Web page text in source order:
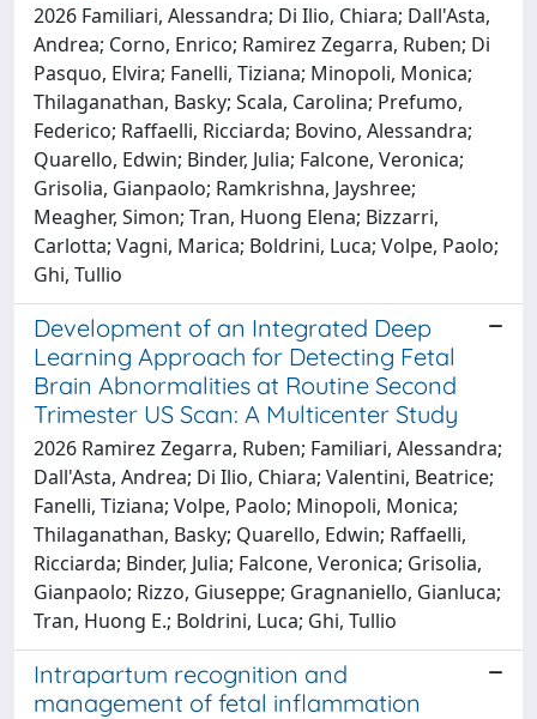
2026 Familiari, Alessandra; Di Ilio, Chiara; Dall'Asta,
Andrea; Corno, Enrico; Ramirez Zegarra, Ruben; Di
Pasquo, Elvira; Fanelli, Tiziana; Minopoli, Monica;
Thilaganathan, Basky; Scala, Carolina; Prefumo,
Federico; Raffaelli, Ricciarda; Bovino, Alessandra;
Quarello, Edwin; Binder, Julia; Falcone, Veronica;
Grisolia, Gianpaolo; Ramkrishna, Jayshree;
Meagher, Simon; Tran, Huong Elena; Bizzarri,
Carlotta; Vagni, Marica; Boldrini, Luca; Volpe, Paolo;
Ghi, Tullio
Development of an Integrated Deep
Learning Approach for Detecting Fetal
Brain Abnormalities at Routine Second
Trimester US Scan: A Multicenter Study
2026 Ramirez Zegarra, Ruben; Familiari, Alessandra;
Dall'Asta, Andrea; Di Ilio, Chiara; Valentini, Beatrice;
Fanelli, Tiziana; Volpe, Paolo; Minopoli, Monica;
Thilaganathan, Basky; Quarello, Edwin; Raffaelli,
Ricciarda; Binder, Julia; Falcone, Veronica; Grisolia,
Gianpaolo; Rizzo, Giuseppe; Gragnaniello, Gianluca;
Tran, Huong E.; Boldrini, Luca; Ghi, Tullio
Intrapartum recognition and
management of fetal inflammation